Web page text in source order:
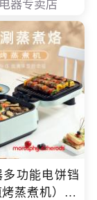
器专卖店
多功能电饼铛
烤蒸煮机） 型